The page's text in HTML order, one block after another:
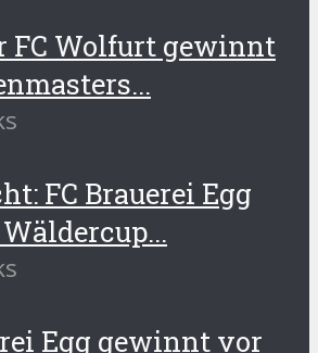
FC Wolfurt gewinnt
FC Brauerei Egg
Egg gewinnt vor